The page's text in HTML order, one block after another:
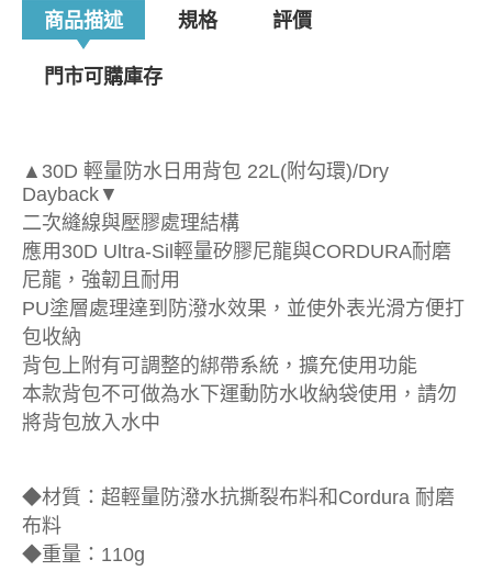
商品描述 規格 評價
門市可購庫存
▲30D 輕量防水日用背包 22L(附勾環)/Dry
Dayback▼
二次縫線與壓膠處理結構
應用30D Ultra-Sil輕量矽膠尼龍與CORDURA耐磨
尼龍，強韌且耐用
PU塗層處理達到防潑水效果，並使外表光滑方便打
包收納
背包上附有可調整的綁帶系統，擴充使用功能
本款背包不可做為水下運動防水收納袋使用，請勿
將背包放入水中
◆材質：超輕量防潑水抗撕裂布料和Cordura 耐磨
布料
◆重量：110g